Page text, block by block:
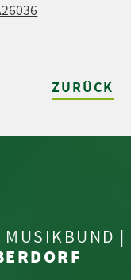
ZURÜCK
MUSIKBUND |